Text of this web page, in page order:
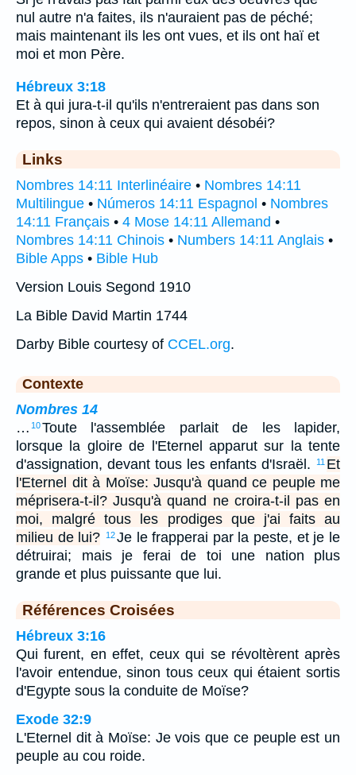
nul autre n'a faites, ils n'auraient pas de péché;
mais maintenant ils les ont vues, et ils ont haï et
moi et mon Père.
Hébreux 3:18
Et à qui jura-t-il qu'ils n'entreraient pas dans son
repos, sinon à ceux qui avaient désobéi?
Links
Nombres 14:11 Interlinéaire • Nombres 14:11
Multilingue • Números 14:11 Espagnol • Nombres
14:11 Français • 4 Mose 14:11 Allemand •
Nombres 14:11 Chinois • Numbers 14:11 Anglais •
Bible Apps • Bible Hub
Version Louis Segond 1910
La Bible David Martin 1744
Darby Bible courtesy of CCEL.org.
Contexte
Nombres 14
… 10Toute l'assemblée parlait de les lapider,
lorsque la gloire de l'Eternel apparut sur la tente
d'assignation, devant tous les enfants d'Israël.
11 Et
l'Eternel dit à Moïse: Jusqu'à quand ce peuple me
méprisera-t-il? Jusqu'à quand ne croira-t-il pas en
moi, malgré tous les prodiges que j'ai faits au
milieu de lui?
12Je le frapperai par la peste, et je le
détruirai; mais je ferai de toi une nation plus
grande et plus puissante que lui.
Références Croisées
Hébreux 3:16
Qui furent, en effet, ceux qui se révoltèrent après
l'avoir entendue, sinon tous ceux qui étaient sortis
d'Egypte sous la conduite de Moïse?
Exode 32:9
L'Eternel dit à Moïse: Je vois que ce peuple est un
peuple au cou roide.